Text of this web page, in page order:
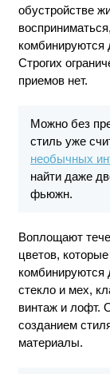
обустройстве
комбинируются
Строгих
приемов нет.
Можно без
стиль уже
необычных
найти даже
фьюжн.
Воплощают
цветов,
комбинируются
стекло и мех,
винтаж и лофт.
созданием
материалы.